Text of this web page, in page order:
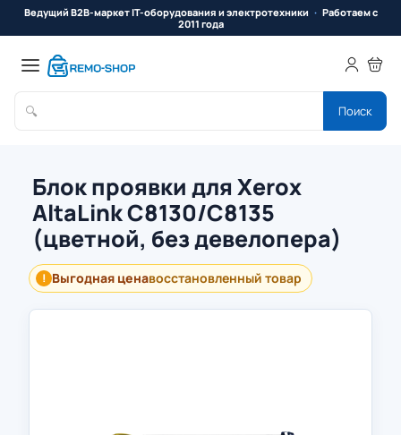
Ведущий B2B-маркет IT-оборудования и электротехники
Работаем с
2011 года
🔍 Поиск
Блок проявки для Xerox
AltaLink C8130/C8135
(цветной, без девелопера)
! Выгодная ценавосстановленный товар